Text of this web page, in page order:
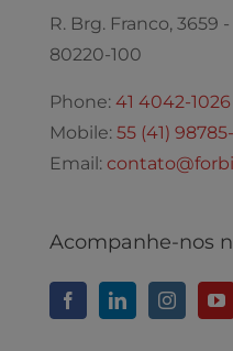
R. Brg. Franco, 3659
80220-100
Phone: 41 4042-
Mobile: 55 (41)
Email:
Acompanhe-nos